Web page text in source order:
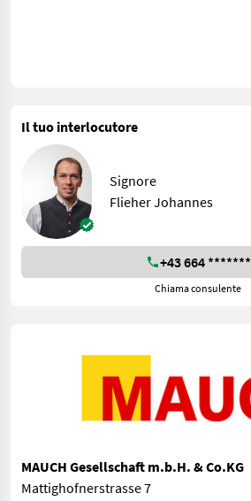
Il tuo interlocutore
Signore
Flieher Johannes
+43 664 *******
Chiama consulente
MAUCH Gesellschaft m.b.H. & Co.KG
Mattighofnerstrasse 7